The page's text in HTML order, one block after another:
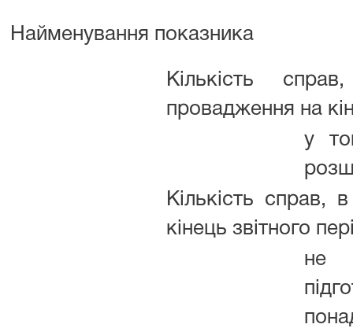
Найменування показника
Кількість
провадження на
у
Кількість справ,
кінець звітного
не